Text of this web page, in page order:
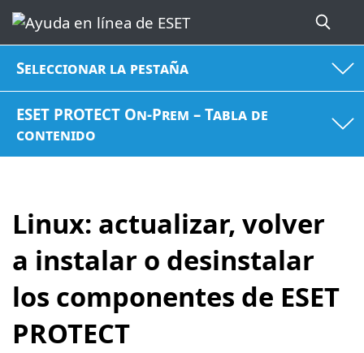
Seleccionar la pestaña
ESET PROTECT On-Prem – Tabla de
contenido
Linux: actualizar, volver
a instalar o desinstalar
los componentes de ESET
PROTECT